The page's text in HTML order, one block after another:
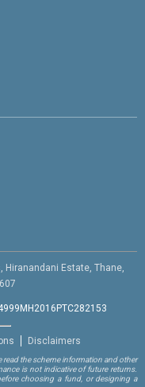
Hiranandani Estate, Thane,
Disclaimers
read the scheme information and other
is not indicative of future returns.
choosing a fund, or designing a